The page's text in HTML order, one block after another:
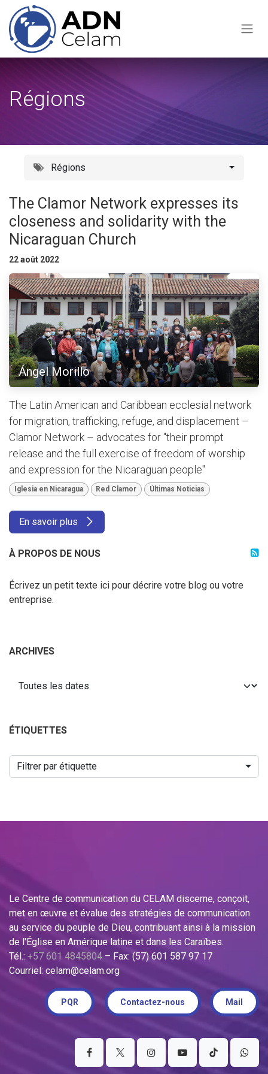
Se rendre au contenu
Régions
Régions
The Clamor Network expresses its
closeness and solidarity with the
Nicaraguan Church
22 août 2022
Ángel Morillo
The Latin American and Caribbean ecclesial network
for migration, trafficking, refuge, and displacement –
Clamor Network – advocates for "their prompt
release and the full exercise of freedom of worship
and expression for the Nicaraguan people"
Iglesia en Nicaragua Red Clamor Últimas Noticias
En savoir plus
À PROPOS DE NOUS
Écrivez un petit texte ici pour décrire votre blog ou votre
entreprise.
ARCHIVES
ÉTIQUETTES
Filtrer par étiquette
Le Centre de communication du CELAM discerne, conçoit,
met en œuvre et évalue des stratégies de communication
au service du peuple de Dieu, contribuant ainsi à la mission
de l'Église en Amérique latine et dans les Caraïbes.
Tél.: +57 601 4845804 – Fax: (57) 601 587 97 17
Courriel: celam@celam.org
PQR Contactez-nous Mail